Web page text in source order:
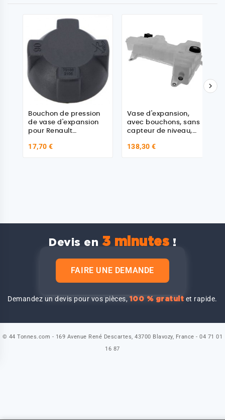
Bouchon de pression
de vase d'expansion
pour Renault
17,70 €
Vase d'expansion,
avec bouchons, sans
capteur de niveau,
Volvo
138,30 €

Devis en 3 minutes !
FAIRE UNE DEMANDE
Demandez un devis pour vos pièces,100 % gratuit et rapide.
© 44 Tonnes.com - 169 Avenue René Descartes, 43700 Blavozy, France - 04 71 01
16 87